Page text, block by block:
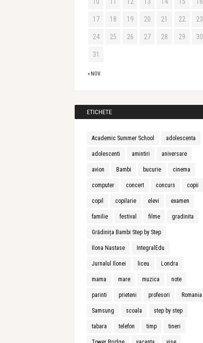
« NOV.
17 18 19 20 21 22 23
24 25 26 27 28 29 30
31
ETICHETE
Academic Summer School adolescenta
adolescenti amintiri aniversare
avion Bambi bucurie cinema
computer concert concurs copii
copil copilarie elevi examen
familie festival filme gradinita
Grădinița Bambi Step by Step
Ilona Nastase IntegralEdu
Jurnalul Ilonei liceu Londra
mama mare muzica note
parinti prieteni profesori Romania
Samsung scoala step by step
tabara telefon timp tineri